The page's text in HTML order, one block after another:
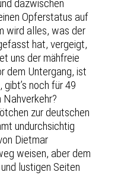
dazwischen
Opferstatus auf
wird alles, was der
hat, vergeigt,
uns der mähfreie
dem Untergang, ist
noch für 49
zur deutschen
undurchsichtig
Dietmar
weisen, aber dem
lustigen Seiten